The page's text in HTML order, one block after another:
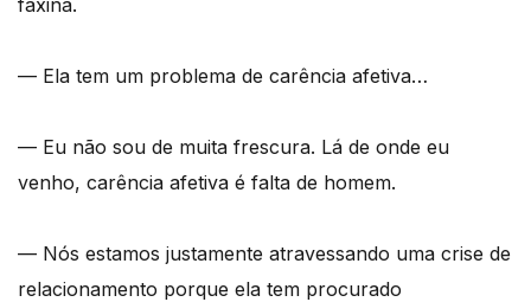
— Ela tem um problema de carência afetiva…
— Eu não sou de muita frescura. Lá de onde eu
venho, carência afetiva é falta de homem.
— Nós estamos justamente atravessando uma crise de
relacionamento porque ela tem procurado